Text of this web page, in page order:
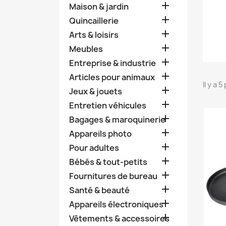
Maison & jardin 
Quincaillerie 
Arts & loisirs 
Meubles 
Entreprise & industrie 
Articles pour animaux 
Jeux & jouets 
Entretien véhicules 
Bagages & maroquinerie

Appareils photo 
Pour adultes 
Bébés & tout-petits 
Fournitures de bureau 
Santé & beauté 
Appareils électroniques
Vêtements & accessoires

Il y a